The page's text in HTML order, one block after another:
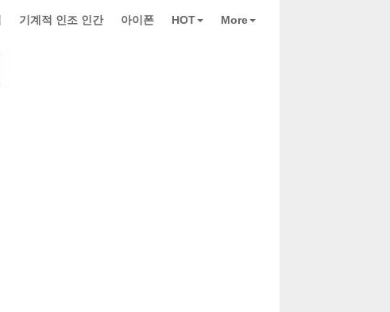
기계적 인조 인간 아이폰 HOT More